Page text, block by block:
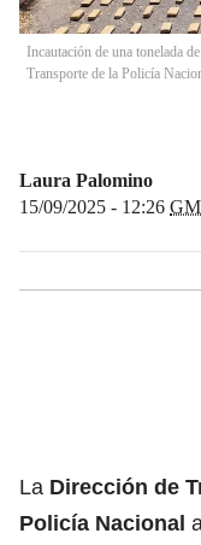
Incautación de una tonelada
Transporte de la Policía
Laura Palomino
15/09/2025 - 12:26
La Dirección de
Policía Nacional